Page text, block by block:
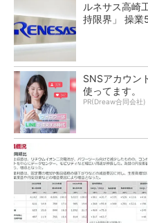
ルネサス高崎
持限界」 操業
SNSアカウン
使ってます。
PR(Dreaw合同会社)